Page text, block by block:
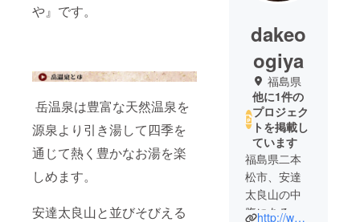
や』です。
岳温泉は豊富な天然温泉を
源泉より引き湯して四季を
通じて熱く豊かなお湯を楽
しめます。
安達太良山と並びそびえる
dakeo
ogiya
福島県
他に1件の
プロジェク
トを掲載し
ています
福島県二本
松市、安達
太良山の中
腹にある岳http://www.oogi-ya.co.jp/